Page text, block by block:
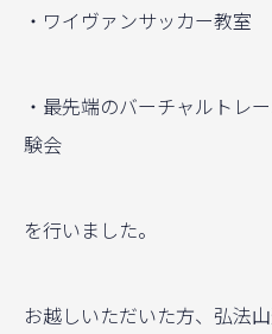
・ワイヴァンサッカー教室
・最先端のバーチャルトレ
験会
を行いました。
お越しいただいた方、弘法